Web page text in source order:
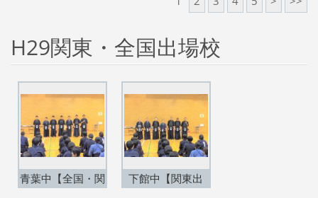
H29関東・全国出場校
青葉中【全国・関
下館中【関東出